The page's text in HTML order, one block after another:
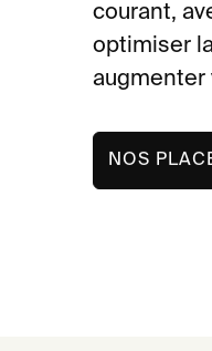
courant,
optimiser
augmenter
NOS